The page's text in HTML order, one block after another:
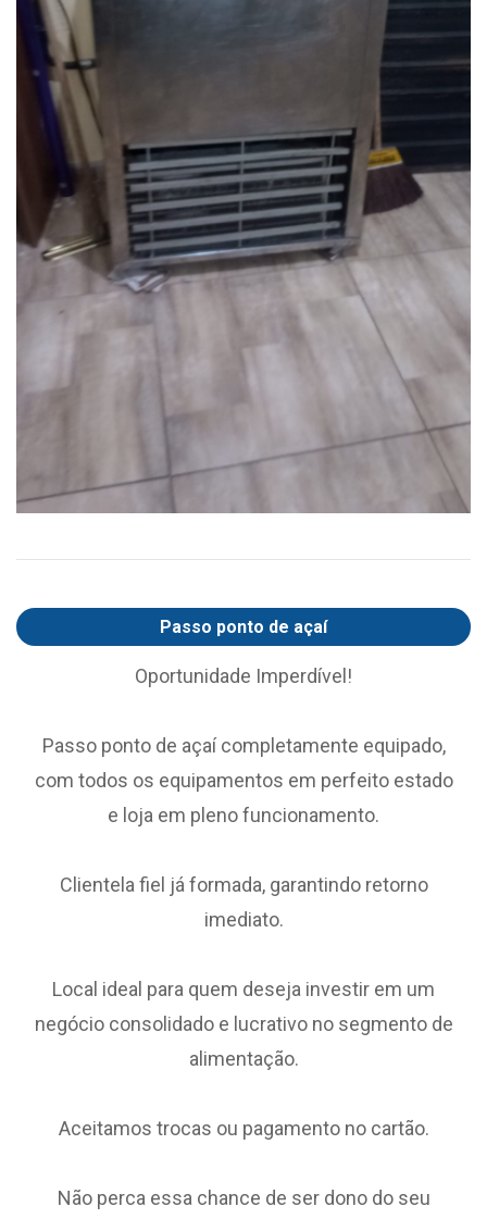
Passo ponto de açaí
Oportunidade Imperdível!
Passo ponto de açaí completamente equipado,
com todos os equipamentos em perfeito estado
e loja em pleno funcionamento.
Clientela fiel já formada, garantindo retorno
imediato.
Local ideal para quem deseja investir em um
negócio consolidado e lucrativo no segmento de
alimentação.
Aceitamos trocas ou pagamento no cartão.
Não perca essa chance de ser dono do seu